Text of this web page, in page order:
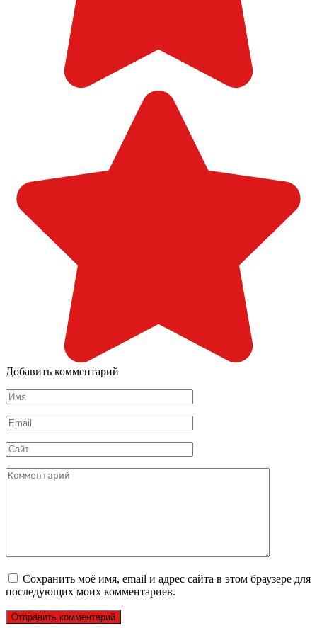
Добавить комментарий
Имя
*
Email
*
Сайт
Комментарий
Сохранить моё имя, email и адрес сайта в этом браузере для
последующих моих комментариев.